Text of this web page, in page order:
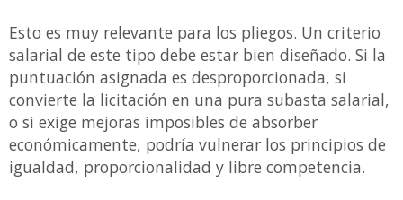
Esto es muy relevante para los pliegos. Un criterio
salarial de este tipo debe estar bien diseñado. Si la
puntuación asignada es desproporcionada, si
convierte la licitación en una pura subasta salarial,
o si exige mejoras imposibles de absorber
económicamente, podría vulnerar los principios de
igualdad, proporcionalidad y libre competencia.